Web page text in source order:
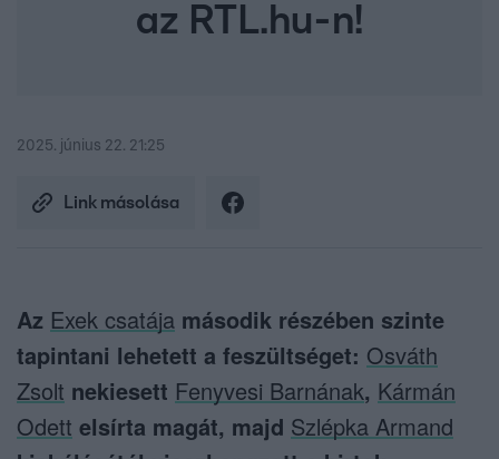
az RTL.hu-n!
2025. június 22. 21:25
Link másolása
Az Exek csatája második részében szinte
tapintani lehetett a feszültséget: Osváth
Zsolt nekiesett Fenyvesi Barnának, Kármán
Odett elsírta magát, majd Szlépka Armand